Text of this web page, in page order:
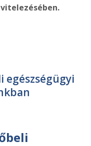
egészségügyi